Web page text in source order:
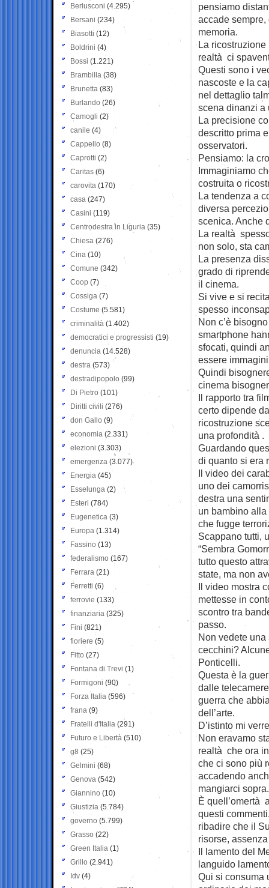
pensiamo
accade
memoria.
La
realtà ci
Questi sono i
nascoste e la
nel dettaglio
scena dinanzi a
La precisione
descritto prima
osservatori.
Pensiamo: la
Immaginiamo
costruita o
La tendenza a
diversa
scenica. Anche
La realtà
non solo, sta
La presenza
grado di
il cinema.
Si vive e si
spesso
Non c’è
smartphone
sfocati, quindi
essere
Quindi
cinema
Il rapporto tra
certo dipende
ricostruzione
una profondità .
Guardando
di quanto si era
Il video dei
uno dei
destra una
un bambino alla
che fugge
Scappano tutti,
“Sembra
tutto questo
state, ma non
Il video mostra
mettesse in
scontro tra
passo.
Non vedete
cecchini?
Ponticelli.
Questa è la
dalle
guerra che
dell’arte.
D’istinto mi
Non eravamo
realtà che ora
che ci sono più
accadendo
mangiarci sopra.
È quell’omertà
questi
ribadire che il
risorse,
Il lamento del
languido
Qui si consuma
Berlusconi (4.295)
Bersani (234)
Biasotti (12)
Boldrini (4)
Bossi (1.221)
Brambilla (38)
Brunetta (83)
Burlando (26)
Camogli (2)
canile (4)
Cappello (8)
Caprotti (2)
Caritas (6)
carovita (170)
casa (247)
Casini (119)
Centrodestra in Liguria (35)
Chiesa (276)
Cina (10)
Comune (342)
Coop (7)
Cossiga (7)
Costume (5.581)
criminalità (1.402)
democratici e progressisti (19)
denuncia (14.528)
destra (573)
destradipopolo (99)
Di Pietro (101)
Diritti civili (276)
don Gallo (9)
economia (2.331)
elezioni (3.303)
emergenza (3.077)
Energia (45)
Esselunga (2)
Esteri (784)
Eugenetica (3)
Europa (1.314)
Fassino (13)
federalismo (167)
Ferrara (21)
Ferretti (6)
ferrovie (133)
finanziaria (325)
Fini (821)
fioriere (5)
Fitto (27)
Fontana di Trevi (1)
Formigoni (90)
Forza Italia (596)
frana (9)
Fratelli d'Italia (291)
Futuro e Libertà (510)
g8 (25)
Gelmini (68)
Genova (542)
Giannino (10)
Giustizia (5.784)
governo (5.799)
Grasso (22)
Green Italia (1)
Grillo (2.941)
Idv (4)